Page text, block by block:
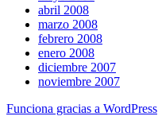
abril 2008
marzo 2008
febrero 2008
enero 2008
diciembre 2007
noviembre 2007
Funciona gracias a WordPress